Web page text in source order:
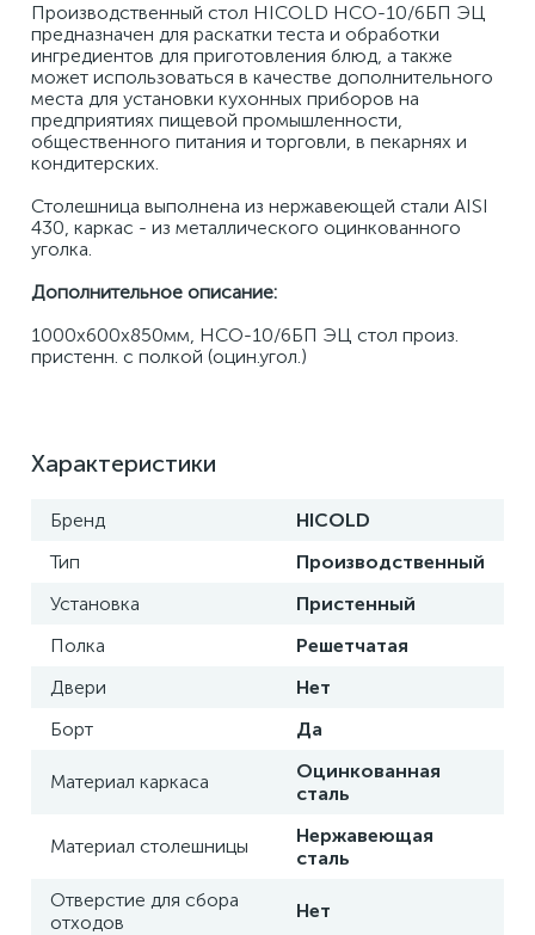
Производственный стол HICOLD НСО-10/6БП ЭЦ
предназначен для раскатки теста и обработки
ингредиентов для приготовления блюд, а также
может использоваться в качестве дополнительного
места для установки кухонных приборов на
предприятиях пищевой промышленности,
общественного питания и торговли, в пекарнях и
кондитерских.
Столешница выполнена из нержавеющей стали AISI
430, каркас - из металлического оцинкованного
уголка.
Дополнительное описание:
1000х600х850мм, НСО-10/6БП ЭЦ стол произ.
пристенн. с полкой (оцин.угол.)
Характеристики
Бренд
HICOLD
Тип
Производственный
Установка
Пристенный
Полка
Решетчатая
Двери
Нет
Борт
Да
Материал каркаса
Оцинкованная
сталь
Материал столешницы
Нержавеющая
сталь
Отверстие для сбора
отходов
Нет